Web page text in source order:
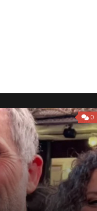
0